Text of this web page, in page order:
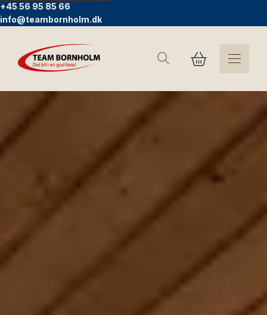
+45 56 95 85 66
info@teambornholm.dk
Søg